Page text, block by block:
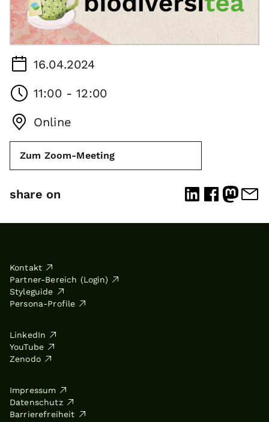
16.04.2024
11:00 - 12:00
Online
Zum Zoom-Meeting
share on
Kontakt
Partner-Bereich (Login)
Styleguide
Persona-Profile
LinkedIn
YouTube
Zenodo
Impressum
Datenschutz
Barrierefreiheit